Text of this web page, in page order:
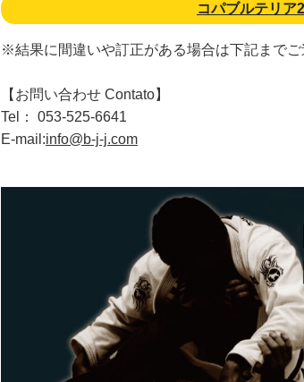
コパブルテリ
※結果に間違いや訂正がある場合は下記までご
【お問い合わせ Contato】
Tel： 053-525-6641
E-mail:info@b-j-j.com